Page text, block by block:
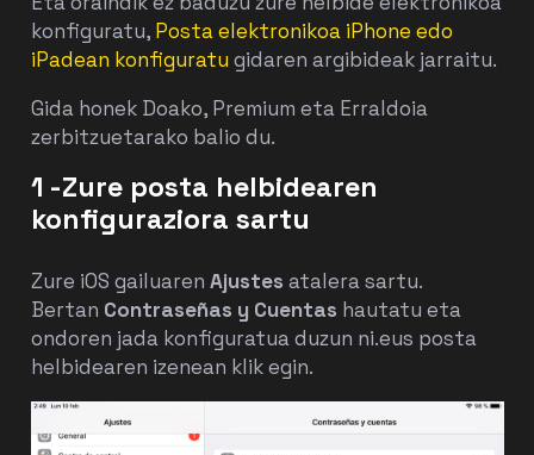
konfiguratu, Posta elektronikoa iPhone edo
iPadean konfiguratu gidaren argibideak jarraitu.
Gida honek Doako, Premium eta Erraldoia
zerbitzuetarako balio du.
1 -Zure posta helbidearen
konfiguraziora sartu
Zure iOS gailuaren Ajustes atalera sartu.
Bertan Contraseñas y Cuentas hautatu eta
ondoren jada konfiguratua duzun ni.eus posta
helbidearen izenean klik egin.